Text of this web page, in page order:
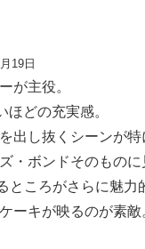
19日
が主役。
ほどの充実感。
出し抜くシーンが特
・ボンドそのものに
ところがさらに魅力
ーキが映るのが素敵